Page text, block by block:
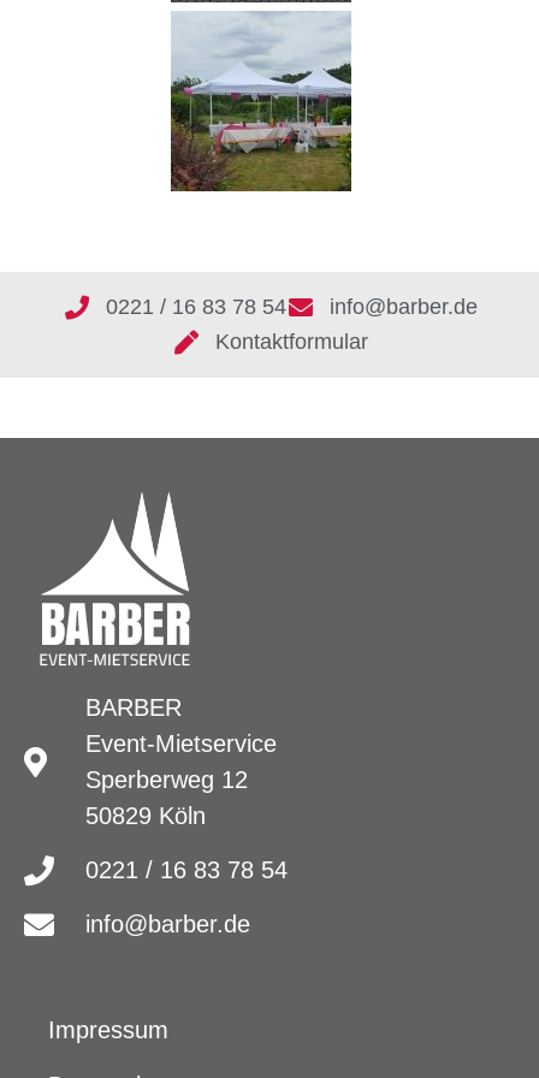
0221 / 16 83 78 54
info@barber.de
Kontaktformular
BARBER
Event-Mietservice
Sperberweg 12
50829 Köln
0221 / 16 83 78 54
info@barber.de
Impressum